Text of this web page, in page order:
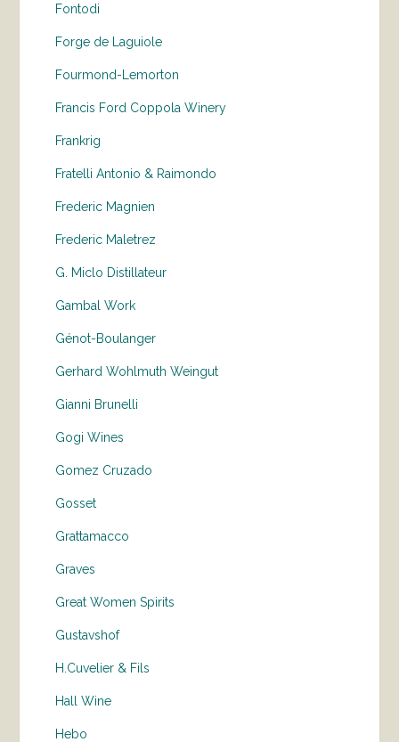
Fontodi
Forge de Laguiole
Fourmond-Lemorton
Francis Ford Coppola Winery
Frankrig
Fratelli Antonio & Raimondo
Frederic Magnien
Frederic Maletrez
G. Miclo Distillateur
Gambal Work
Génot-Boulanger
Gerhard Wohlmuth Weingut
Gianni Brunelli
Gogi Wines
Gomez Cruzado
Gosset
Grattamacco
Graves
Great Women Spirits
Gustavshof
H.Cuvelier & Fils
Hall Wine
Hebo